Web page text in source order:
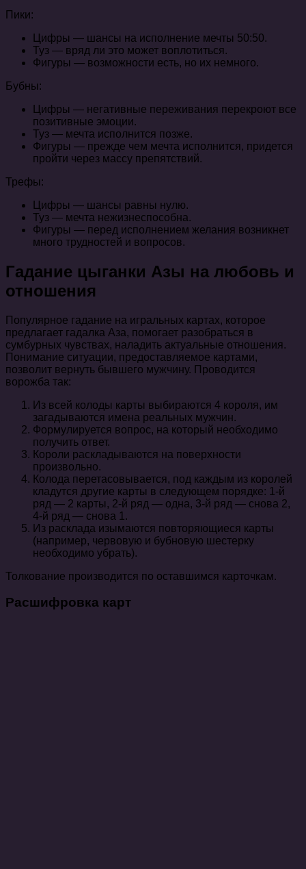
Пики:
Цифры — шансы на исполнение мечты 50:50.
Туз — вряд ли это может воплотиться.
Фигуры — возможности есть, но их немного.
Бубны:
Цифры — негативные переживания перекроют все
позитивные эмоции.
Туз — мечта исполнится позже.
Фигуры — прежде чем мечта исполнится, придется
пройти через массу препятствий.
Трефы:
Цифры — шансы равны нулю.
Туз — мечта нежизнеспособна.
Фигуры — перед исполнением желания возникнет
много трудностей и вопросов.
Гадание цыганки Азы на любовь и
отношения
Популярное гадание на игральных картах, которое
предлагает гадалка Аза, помогает разобраться в
сумбурных чувствах, наладить актуальные отношения.
Понимание ситуации, предоставляемое картами,
позволит вернуть бывшего мужчину. Проводится
ворожба так:
Из всей колоды карты выбираются 4 короля, им
загадываются имена реальных мужчин.
Формулируется вопрос, на который необходимо
получить ответ.
Короли раскладываются на поверхности
произвольно.
Колода перетасовывается, под каждым из королей
кладутся другие карты в следующем порядке: 1-й
ряд — 2 карты, 2-й ряд — одна, 3-й ряд — снова 2,
4-й ряд — снова 1.
Из расклада изымаются повторяющиеся карты
(например, червовую и бубновую шестерку
необходимо убрать).
Толкование производится по оставшимся карточкам.
Расшифровка карт